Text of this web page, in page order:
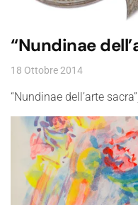
“Nundinae
18 Ottobre 2014
“Nundinae dell’arte